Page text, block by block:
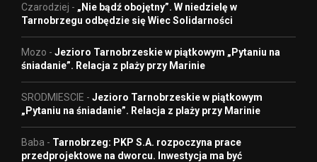
Czarodziej - „Nie bądź obojętny”. W niedzielę w
Tarnobrzegu odbędzie się Wiec Solidarności
Mozo - Jezioro Tarnobrzeskie w piątkowym „Pytaniu na
śniadanie”. Relacja z plaży przy Marinie
SRODMIESCIE - Jezioro Tarnobrzeskie w piątkowym
„Pytaniu na śniadanie”. Relacja z plaży przy Marinie
Baba - Tarnobrzeg: PKP S.A. rozpoczyna prace
przedprojektowe na dworcu. Inwestycja ma być